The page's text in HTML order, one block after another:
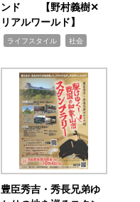
ンド 【野村義樹✕
リアルワールド】
ライフスタイル 社会
豊臣秀吉・秀長兄弟ゆ